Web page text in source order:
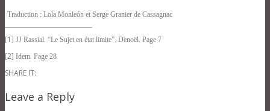
Traduction : Lola Monleón et Serge Granier de Cassagnac
[1] JJ Rassial. “Le Sujet en état limite”. Denoël. Page 7
[2] Idem Page 28
SHARE IT:
Leave a Reply